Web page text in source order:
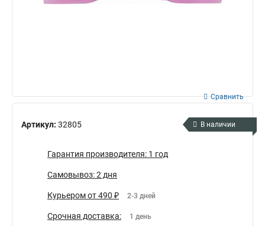
Артикул: 32805
Сравнить
В наличии
Гарантия производителя: 1 год
Самовывоз: 2 дня
Курьером от 490 ₽ 2-3 дней
Срочная доставка: 1 день